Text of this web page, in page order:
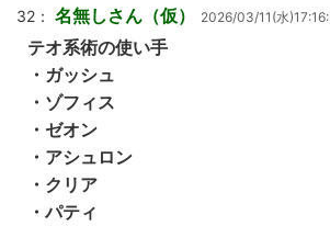
32： 名無しさん（仮） 2026/03/11(水
テオ系術の使い手
・ガッシュ
・ゾフィス
・ゼオン
・アシュロン
・クリア
・パティ